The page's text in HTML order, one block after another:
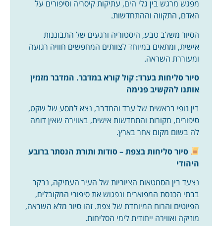
מפגש מרגש בין גלי הים, עתיקות קיסריה וסיפורים על
האדם, התקווה וההתחדשות.
הסיור משלב טבע, היסטוריה ורגעים של התבוננות
אישית, ומתאים במיוחד לצוותים המחפשים חוויה רגועה
ומעוררת השראה.
סיור סליחות בערד: קול קורא במדבר. המדבר מזמין
אותנו להקשיב פנימה
בין נופי בראשית של ערד והמדבר, נצא למסע של שקט,
סיפורים, מקורות והתחדשות אישית, באווירה שאין דומה
לה בשום מקום אחר בארץ.
סיור סליחות בצפת – סודות ותורת הנסתר ברובע
היהודי
נצעד בין הסמטאות הציוריות של העיר העתיקה, נבקר
בבתי הכנסת המפוארים ונפגוש את סיפורי המקובלים,
הפיוטים והרוח המיוחדת של צפת. זהו סיור מלא השראה,
מוזיקה ואווירה ייחודית לימי הסליחות.